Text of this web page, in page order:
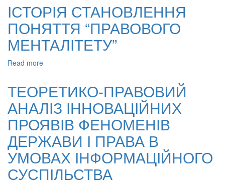
ПРАВА:
ТЕОРЕТИЧНИЙ
АНАЛІЗ
ТА
ПРАКТИЧНИЙ
ІСТОРІЯ СТАНОВЛЕННЯ
ПОНЯТТЯ “ПРАВОВОГО
МЕНТАЛІТЕТУ”
Read more
ПОНЯТТЯ
“ПРАВОВОГО
МЕНТАЛІТЕТУ”
ТЕОРЕТИКО-ПРАВОВИЙ
АНАЛІЗ ІННОВАЦІЙНИХ
ПРОЯВІВ ФЕНОМЕНІВ
ДЕРЖАВИ І ПРАВА В
УМОВАХ ІНФОРМАЦІЙНОГО
СУСПІЛЬСТВА